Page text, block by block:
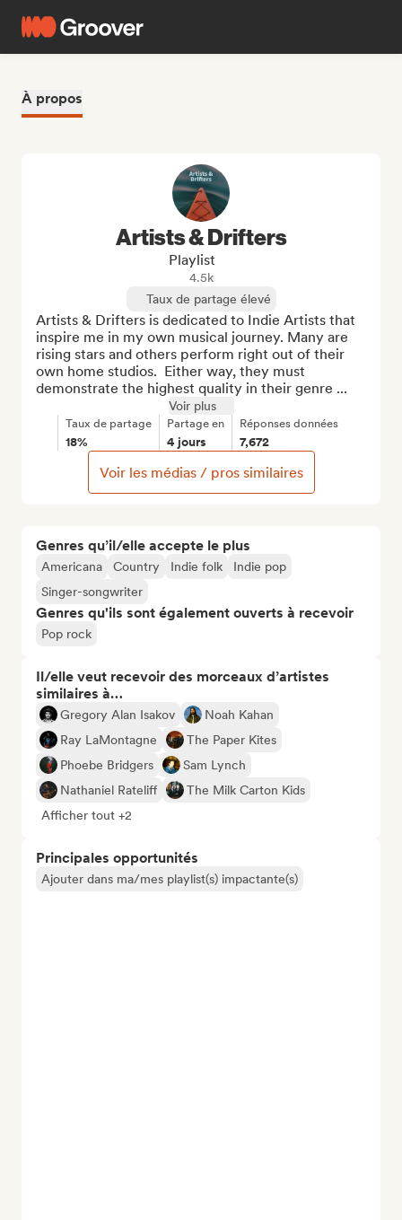
À propos
Genres qu’il/elle accepte le plus
Americana Country Indie folk
Indie pop
Singer-songwriter
Genres qu'ils sont également ouverts à recevoir
Pop rock
Il/elle veut recevoir des morceaux d’artistes
similaires à…
Gregory Alan Isakov
Noah Kahan
Ray LaMontagne
The Paper Kites
Phoebe Bridgers
Sam Lynch
Nathaniel Rateliff
The Milk Carton Kids
Afficher tout +2
Principales opportunités
Ajouter dans ma/mes playlist(s) impactante(s)
Artists & Drifters
Playlist
4.5k
Taux de partage élevé
Artists & Drifters is dedicated to Indie Artists that
inspire me in my own musical journey. Many are
rising stars and others perform right out of their
own home studios.  Either way, they must
demonstrate the highest quality in their genre ...
Voir plus
Taux de partage
18%
Partage en
4 jours
Réponses données
7,672
Voir les médias / pros similaires